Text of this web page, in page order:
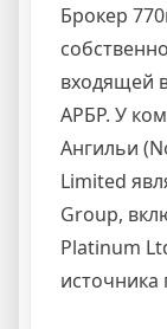
Брокер
входящей
АРБР. У
Ангильи
Limited
Group,
Platinum
источника